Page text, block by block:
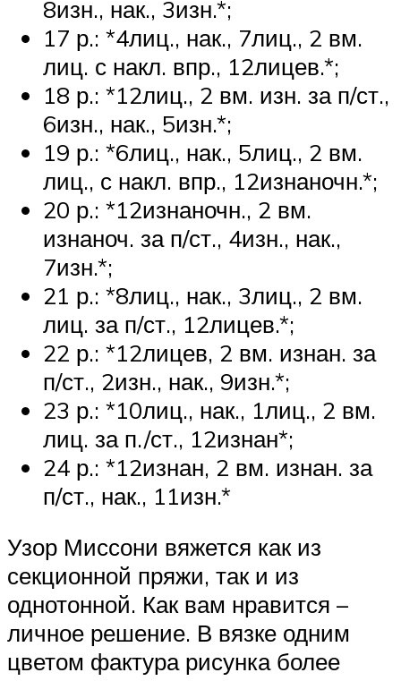
8изн., нак., 3изн.*;
17 р.: *4лиц., нак., 7лиц., 2 вм.
лиц. с накл. впр., 12лицев.*;
18 р.: *12лиц., 2 вм. изн. за п/ст.,
6изн., нак., 5изн.*;
19 р.: *6лиц., нак., 5лиц., 2 вм.
лиц., с накл. впр., 12изнаночн.*;
20 р.: *12изнаночн., 2 вм.
изнаноч. за п/ст., 4изн., нак.,
7изн.*;
21 р.: *8лиц., нак., 3лиц., 2 вм.
лиц. за п/ст., 12лицев.*;
22 р.: *12лицев, 2 вм. изнан. за
п/ст., 2изн., нак., 9изн.*;
23 р.: *10лиц., нак., 1лиц., 2 вм.
лиц. за п./ст., 12изнан*;
24 р.: *12изнан, 2 вм. изнан. за
п/ст., нак., 11изн.*
Узор Миссони вяжется как из
секционной пряжи, так и из
однотонной. Как вам нравится –
личное решение. В вязке одним
цветом фактура рисунка более